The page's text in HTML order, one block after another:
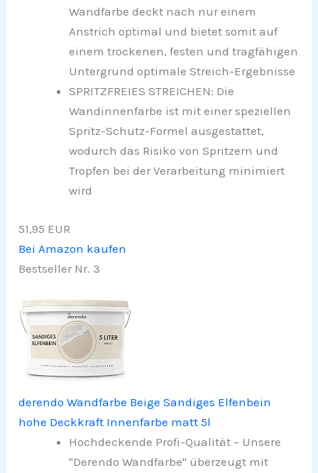
Wandfarbe deckt nach nur einem
Anstrich optimal und bietet somit auf
einem trockenen, festen und tragfähigen
Untergrund optimale Streich-Ergebnisse
SPRITZFREIES STREICHEN: Die
Wandinnenfarbe ist mit einer speziellen
Spritz-Schutz-Formel ausgestattet,
wodurch das Risiko von Spritzern und
Tropfen bei der Verarbeitung minimiert
wird
51,95 EUR
Bei Amazon kaufen
Bestseller Nr. 3
derendo Wandfarbe Beige Sandiges Elfenbein
hohe Deckkraft Innenfarbe matt 5l
Hochdeckende Profi-Qualität – Unsere
"Derendo Wandfarbe" überzeugt mit